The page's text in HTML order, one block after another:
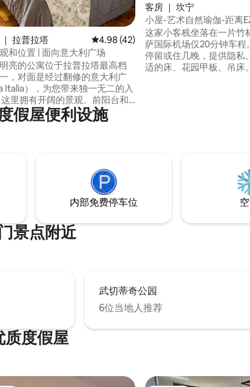
分），共 237 条评价
拉普拉塔 平均评分 4.98 分（满分 5 分），共 42
4.98 (42)
和位置 | 面向意大利广场
亮的公寓位于拉普拉塔最高档
，对面是经过翻修的意大利广
Italia），为您带来独一无二的入
里拥有开阔的景观、前阳台和
位置，是尽情享受这座城市的
房间面积约为 40 平方米（431
客房 ｜ 坎宁
小屋-艺术自然瑜伽-距离
这家小客栈坐落在一片竹
萨国际机场仅20分钟车程。 非常适合中
停留或住几晚，提供隐私
适的床、花园甲板、吊床。 房客可以预约
假屋便利设施
内部免费停车位
景点附近
武切蒂奇公园
6位当地人推荐
质度假屋